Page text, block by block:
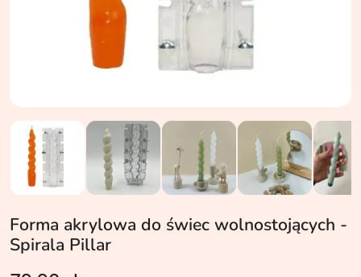
Forma akrylowa do świec wolnostojących -
Spirala Pillar